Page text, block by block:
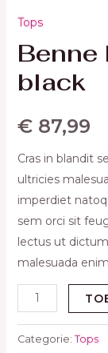
Tops
Benne
black
€87,99
Cras in blandit
ultricies
imperdiet
sem orci sit
lectus ut
malesuada
Categorie: Tops